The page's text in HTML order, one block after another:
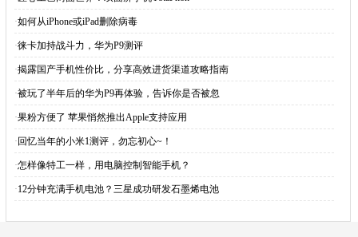
·如何从iPhone或iPad删除病毒
·徕卡加持战斗力，华为P9测评
·揭露国产手机性价比，分享高效进货渠道攻略指南
·被玩了半年后的华为P9再体验，告诉你是否被忽
·果粉方便了 苹果悄然推出Apple支持应用
· 回忆当年的小米1测评，勿忘初心~！
·怎样像特工一样，用电脑控制智能手机？
·12分钟充满手机电池？三星成功研发石墨烯电池